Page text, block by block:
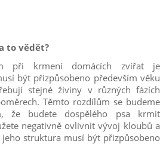
to vědět?
při krmení domácích zvířat je
být přizpůsobeno především věku
stejné živiny v různých fázích
Těmto rozdílům se budeme
že budete dospělého psa krmit
negativně ovlivnit vývoj kloubů a
struktura musí být přizpůsobeno